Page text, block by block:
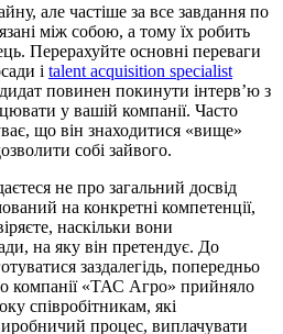
але частіше за все завдання по
між собою, а тому їх робить
Перерахуйте основні переваги
і talent acquisition specialist
повинен покинути інтерв’ю з
у вашій компанії. Часто
що він знаходитися «вище»
собі зайвого.
не про загальний досвід
на конкретні компетенції,
наскільки вони
на яку він претендує. До
заздалегідь, попередньо
компанії «ТАС Агро» прийняло
співробітникам, які
процес, виплачувати